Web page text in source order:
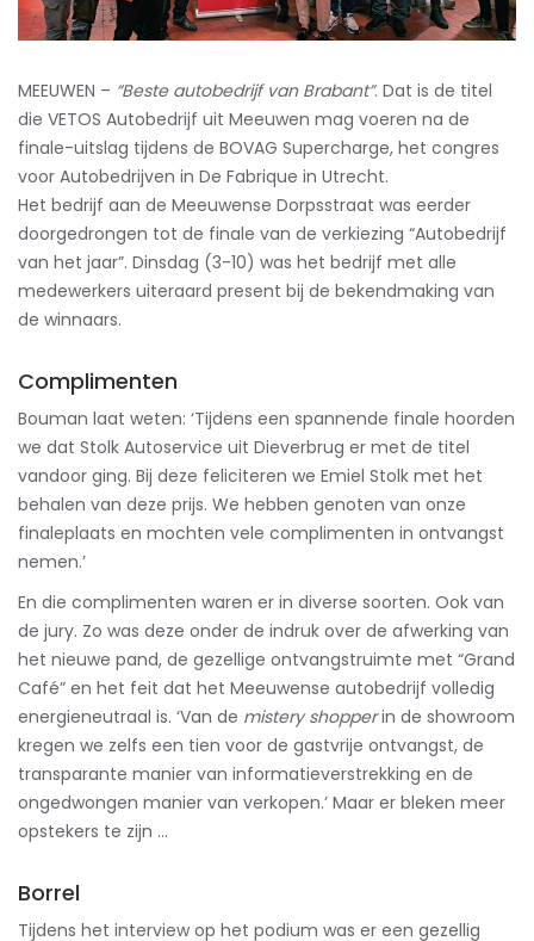
MEEUWEN – “Beste autobedrijf van Brabant”. Dat is de titel
die VETOS Autobedrijf uit Meeuwen mag voeren na de
finale-uitslag tijdens de BOVAG Supercharge, het congres
voor Autobedrijven in De Fabrique in Utrecht.
Het bedrijf aan de Meeuwense Dorpsstraat was eerder
doorgedrongen tot de finale van de verkiezing “Autobedrijf
van het jaar”. Dinsdag (3-10) was het bedrijf met alle
medewerkers uiteraard present bij de bekendmaking van
de winnaars.
Complimenten
Bouman laat weten: ‘Tijdens een spannende finale hoorden
we dat Stolk Autoservice uit Dieverbrug er met de titel
vandoor ging. Bij deze feliciteren we Emiel Stolk met het
behalen van deze prijs. We hebben genoten van onze
finaleplaats en mochten vele complimenten in ontvangst
nemen.’
En die complimenten waren er in diverse soorten. Ook van
de jury. Zo was deze onder de indruk over de afwerking van
het nieuwe pand, de gezellige ontvangstruimte met “Grand
Café” en het feit dat het Meeuwense autobedrijf volledig
energieneutraal is. ‘Van de mistery shopperin de showroom
kregen we zelfs een tien voor de gastvrije ontvangst, de
transparante manier van informatieverstrekking en de
ongedwongen manier van verkopen.’ Maar er bleken meer
opstekers te zijn …
Borrel
Tijdens het interview op het podium was er een gezellig